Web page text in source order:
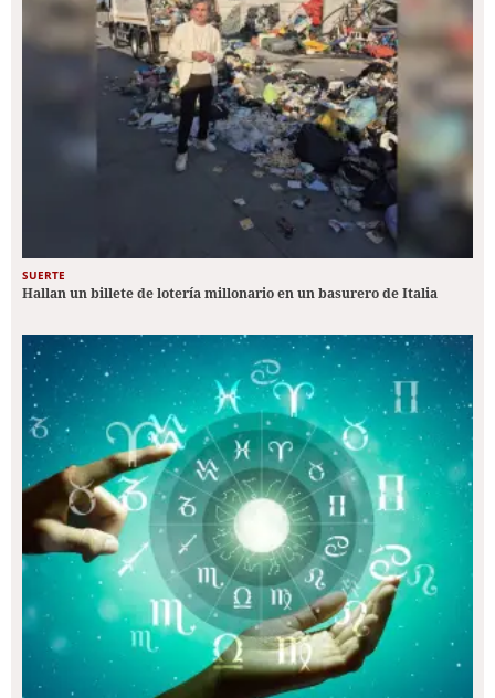
SUERTE
Hallan un billete de lotería millonario en un basurero de Italia